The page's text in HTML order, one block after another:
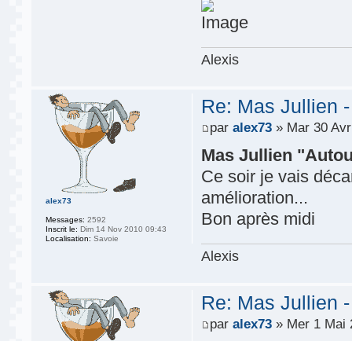
Alexis
Re: Mas Jullien
paralex73 » Mar 30
Mas Jullien
Ce soir je vais
amélioration...
Bon après midi
Alexis
alex73
Messages: 2592
Inscrit le: Dim 14 Nov 2010 09:43
Localisation: Savoie
Re: Mas Jullien
paralex73 » Mer 1 Mai